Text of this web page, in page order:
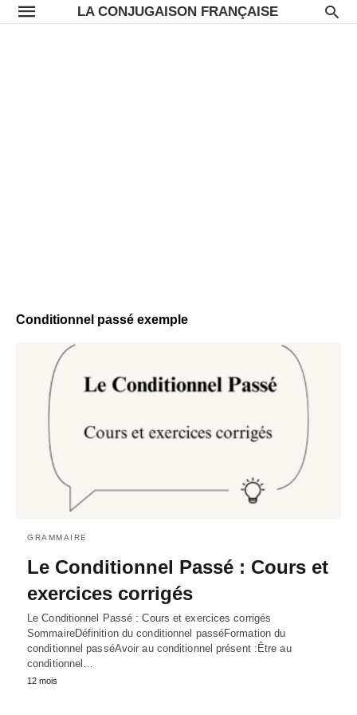
LA CONJUGAISON FRANÇAISE
Conditionnel passé exemple
GRAMMAIRE
Le Conditionnel Passé : Cours et
exercices corrigés
Le Conditionnel Passé : Cours et exercices corrigés
SommaireDéfinition du conditionnel passéFormation du
conditionnel passéAvoir au conditionnel présent :Être au
conditionnel…
12 mois